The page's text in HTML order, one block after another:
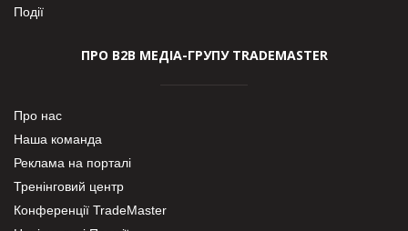
Події
ПРО В2В МЕДІА-ГРУПУ TRADEMASTER
Про нас
Наша команда
Реклама на порталі
Тренінговий центр
Конференції TradeMaster